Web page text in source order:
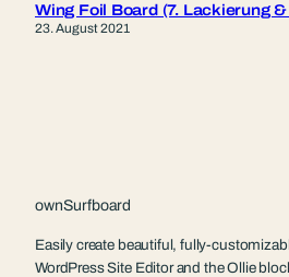
Wing Foil Board (7. Lackierung
23. August 2021
ownSurfboard
Easily create beautiful, fully-
WordPress Site Editor and the Ollie